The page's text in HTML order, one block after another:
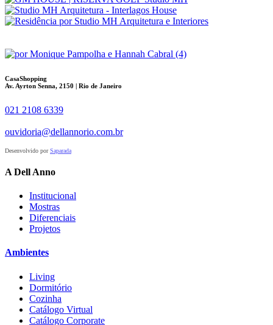
CasaShopping
Av. Ayrton Senna, 2150 | Rio de Janeiro
021 2108 6339
ouvidoria@dellannorio.com.br
Desenvolvido porSaparada
A Dell Anno
Institucional
Mostras
Diferenciais
Projetos
Ambientes
Living
Dormitório
Cozinha
Catálogo Virtual
Catálogo Corporate